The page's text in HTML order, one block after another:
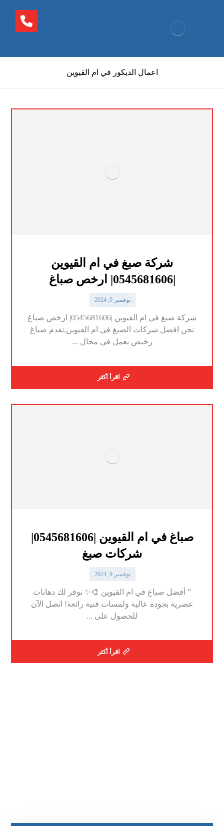
اعمال الديكور في ام القيوين
شركة صبغ في ام القيوين
|0545681606| ارخص صباغ
نوفمبر 9, 2024
شركة صبغ في ام القيوين |0545681606| ارخص صباغ
نحن افضل شركات الصبغ في ام القيوين,نقدم صباغ
رخيص يعمل في مجال ...
اقرأ أكثر
شركات صبغ
نوفمبر 9, 2024
” أفضل صباغ في ام القيوين 🎨✨ نوفر لك دهانات
عصرية بجودة عالية ولمسات فنية رائعة! اتصل الآن
للحصول على ...
اقرأ أكثر